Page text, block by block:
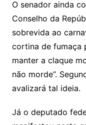
O senador ainda
Conselho da
sobrevida ao
cortina de fumaça
manter a claque
não morde”.
avalizará tal ideia.
Já o deputado